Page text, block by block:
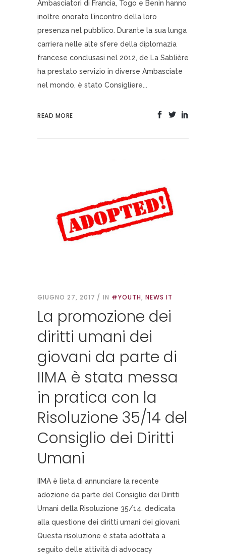
Ambasciatori di Francia, Togo e Benin hanno
inoltre onorato l’incontro della loro
presenza nel pubblico. Durante la sua lunga
carriera nelle alte sfere della diplomazia
francese conclusasi nel 2012, de La Sablière
ha prestato servizio in diverse Ambasciate
nel mondo, è stato Consigliere...
READ MORE
GIUGNO 27, 2017 IN #YOUTH, NEWS IT
La promozione dei
diritti umani dei
giovani da parte di
IIMA è stata messa
in pratica con la
Risoluzione 35/14 del
Consiglio dei Diritti
Umani
IIMA è lieta di annunciare la recente
adozione da parte del Consiglio dei Diritti
Umani della Risoluzione 35/14, dedicata
alla questione dei diritti umani dei giovani.
Questa risoluzione è stata adottata a
seguito delle attività di advocacy